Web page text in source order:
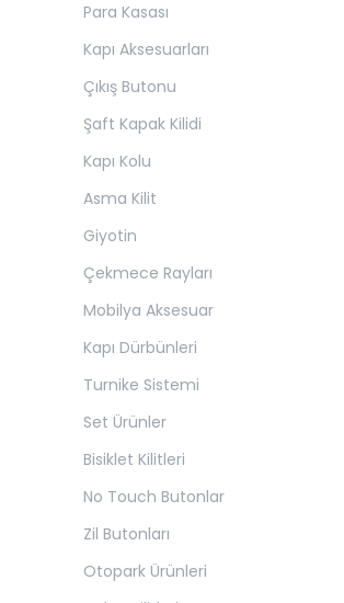
Para Kasası
Kapı Aksesuarları
Çıkış Butonu
Şaft Kapak Kilidi
Kapı Kolu
Asma Kilit
Giyotin
Çekmece Rayları
Mobilya Aksesuar
Kapı Dürbünleri
Turnike Sistemi
Set Ürünler
Bisiklet Kilitleri
No Touch Butonlar
Zil Butonları
Otopark Ürünleri